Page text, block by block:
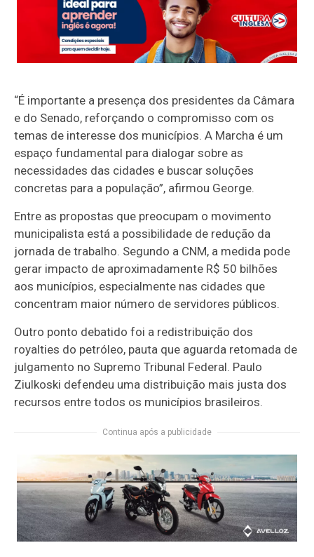
“É importante a presença dos presidentes da Câmara
e do Senado, reforçando o compromisso com os
temas de interesse dos municípios. A Marcha é um
espaço fundamental para dialogar sobre as
necessidades das cidades e buscar soluções
concretas para a população”, afirmou George.
Entre as propostas que preocupam o movimento
municipalista está a possibilidade de redução da
jornada de trabalho. Segundo a CNM, a medida pode
gerar impacto de aproximadamente R$ 50 bilhões
aos municípios, especialmente nas cidades que
concentram maior número de servidores públicos.
Outro ponto debatido foi a redistribuição dos
royalties do petróleo, pauta que aguarda retomada de
julgamento no Supremo Tribunal Federal. Paulo
Ziulkoski defendeu uma distribuição mais justa dos
recursos entre todos os municípios brasileiros.
Continua após a publicidade